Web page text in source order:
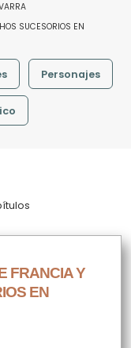
SUCESORIOS EN
Personajes
FRANCIA Y
EN